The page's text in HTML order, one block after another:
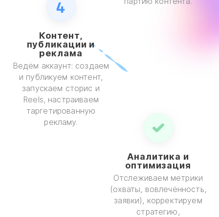
4
Контент,
публикации и
реклама
Ведём аккаунт: создаем
и публикуем контент,
запускаем сторис и
Reels, настраиваем
таргетированную
рекламу.
Аналитика и
оптимизация
Отслеживаем метрики
(охваты, вовлечённость,
заявки), корректируем
стратегию,